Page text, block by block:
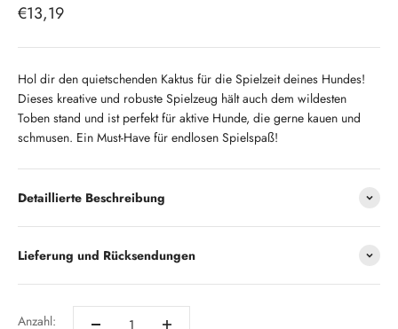
Angebot
€13,19
Hol dir den quietschenden Kaktus für die Spielzeit deines Hundes!
Dieses kreative und robuste Spielzeug hält auch dem wildesten
Toben stand und ist perfekt für aktive Hunde, die gerne kauen und
schmusen. Ein Must-Have für endlosen Spielspaß!
Detaillierte Beschreibung
Lieferung und Rücksendungen
Anzahl: